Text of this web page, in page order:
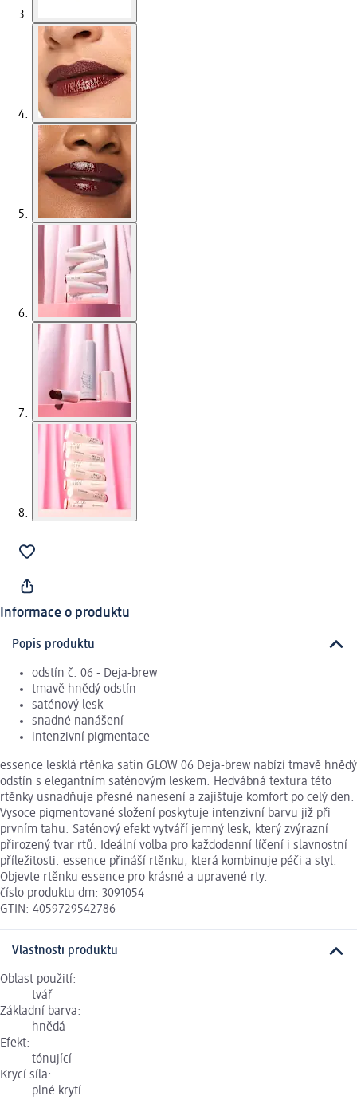
Informace o produktu
Popis produktu
odstín č. 06 - Deja-brew
tmavě hnědý odstín
saténový lesk
snadné nanášení
intenzivní pigmentace
essence lesklá rtěnka satin GLOW 06 Deja-brew nabízí tmavě hnědý
odstín s elegantním saténovým leskem. Hedvábná textura této
rtěnky usnadňuje přesné nanesení a zajišťuje komfort po celý den.
Vysoce pigmentované složení poskytuje intenzivní barvu již při
prvním tahu. Saténový efekt vytváří jemný lesk, který zvýrazní
přirozený tvar rtů. Ideální volba pro každodenní líčení i slavnostní
příležitosti. essence přináší rtěnku, která kombinuje péči a styl.
Objevte rtěnku essence pro krásné a upravené rty.
číslo produktu dm: 3091054
GTIN: 4059729542786
Vlastnosti produktu
Oblast použití:
tvář
Základní barva:
hnědá
Efekt:
tónující
Krycí síla:
plné krytí